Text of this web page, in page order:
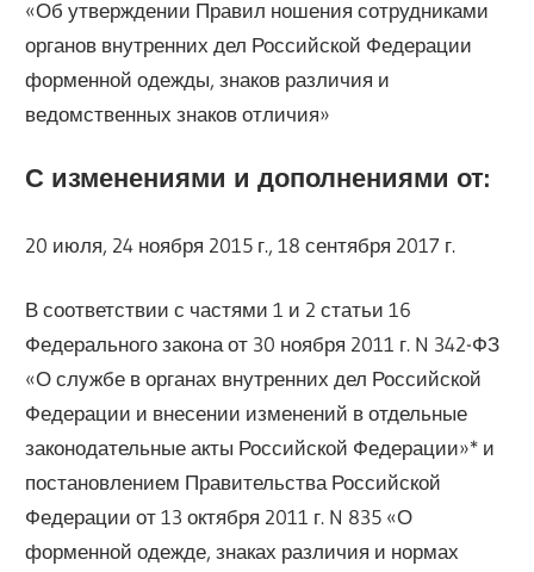
«Об утверждении Правил ношения сотрудниками
органов внутренних дел Российской Федерации
форменной одежды, знаков различия и
ведомственных знаков отличия»
С изменениями и дополнениями от:
20 июля, 24 ноября 2015 г., 18 сентября 2017 г.
В соответствии с частями 1 и 2 статьи 16
Федерального закона от 30 ноября 2011 г. N 342-ФЗ
«О службе в органах внутренних дел Российской
Федерации и внесении изменений в отдельные
законодательные акты Российской Федерации»* и
постановлением Правительства Российской
Федерации от 13 октября 2011 г. N 835 «О
форменной одежде, знаках различия и нормах